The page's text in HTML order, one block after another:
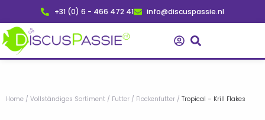
Inhalt
springen
+31 (0) 6 - 466 472 41 info@discuspassie.nl
Home / Vollständiges Sortiment / Futter / Flockenfutter / Tropical – Krill Flakes